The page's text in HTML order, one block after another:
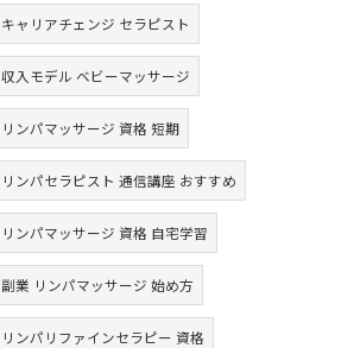
キャリアチェンジ セラピスト
収入モデル ベビーマッサージ
リンパマッサージ 資格 短期
リンパセラピスト 通信講座 おすすめ
リンパマッサージ 資格 自宅学習
副業 リンパマッサージ 始め方
リンパリファインセラピー 資格